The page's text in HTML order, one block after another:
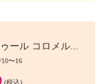
ール コロメル...
〜16
(税込)